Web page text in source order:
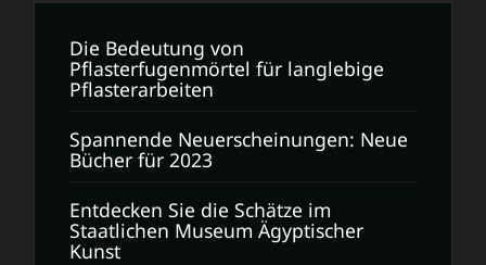
Die Bedeutung von
Pflasterfugenmörtel für langlebige
Pflasterarbeiten
Spannende Neuerscheinungen: Neue
Bücher für 2023
Entdecken Sie die Schätze im
Staatlichen Museum Ägyptischer
Kunst